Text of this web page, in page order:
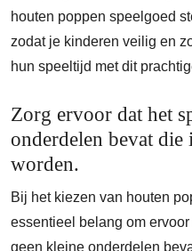
houten poppen speelgoed
zodat je kinderen veilig en
hun speeltijd met dit
Zorg ervoor dat het
onderdelen bevat
worden.
Bij het kiezen van houten
essentieel belang om
geen kleine onderdelen